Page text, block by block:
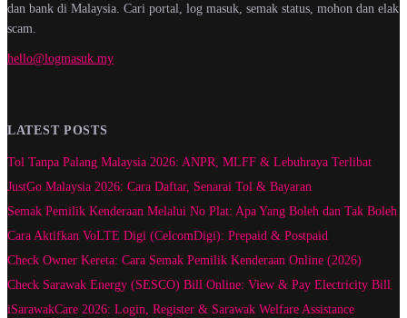
dan bank di Malaysia. Cari portal, log masuk, semak status, mohon dan elak
scam.
hello@logmasuk.my
LATEST POSTS
Tol Tanpa Palang Malaysia 2026: ANPR, MLFF & Lebuhraya Terlibat
JustGo Malaysia 2026: Cara Daftar, Senarai Tol & Bayaran
Semak Pemilik Kenderaan Melalui No Plat: Apa Yang Boleh dan Tak Boleh
Cara Aktifkan VoLTE Digi (CelcomDigi): Prepaid & Postpaid
Check Owner Kereta: Cara Semak Pemilik Kenderaan Online (2026)
Check Sarawak Energy (SESCO) Bill Online: View & Pay Electricity Bill
iSarawakCare 2026: Login, Register & Sarawak Welfare Assistance